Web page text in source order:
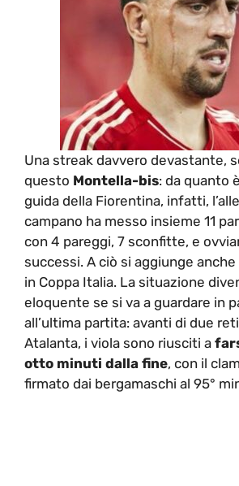
Una streak davvero devastante,
questo Montella-bis: da quanto
guida della Fiorentina, infatti,
campano ha messo insieme 11
con 4 pareggi, 7 sconfitte, e
successi. A ciò si aggiunge anche
in Coppa Italia. La situazione
eloquente se si va a guardare in
all’ultima partita: avanti di due
Atalanta, i viola sono riusciti a
otto minuti dalla fine, con il
firmato dai bergamaschi al 95°